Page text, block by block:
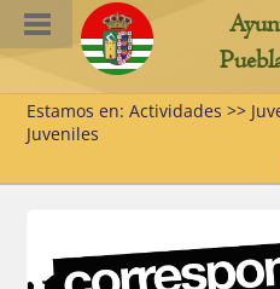
Estamos en: Actividades >>
Juveniles